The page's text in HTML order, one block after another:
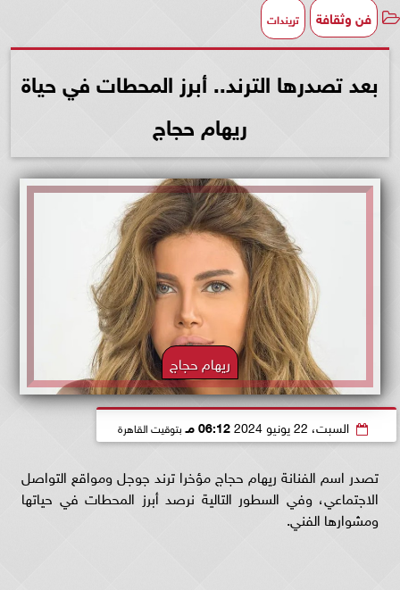
فن وثقافة تريندات
بعد تصدرها الترند.. أبرز المحطات في حياة
ريهام حجاج
ريهام حجاج
السبت، 22 يونيو 2024 06:12 مـ بتوقيت القاهرة
تصدر اسم الفنانة ريهام حجاج مؤخرا ترند جوجل ومواقع التواصل
الاجتماعي، وفي السطور التالية نرصد أبرز المحطات في حياتها
ومشوارها الفني.